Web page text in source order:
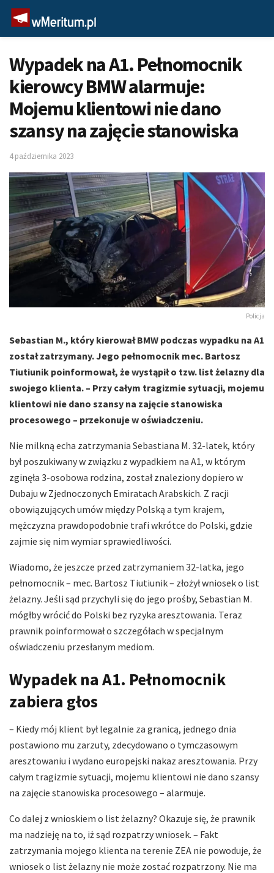
Wypadek na A1. Pełnomocnik
kierowcy BMW alarmuje:
Mojemu klientowi nie dano
szansy na zajęcie stanowiska
4 października 2023
Policja
Sebastian M., który kierował BMW podczas wypadku na A1
został zatrzymany. Jego pełnomocnik mec. Bartosz
Tiutiunik poinformował, że wystąpił o tzw. list żelazny dla
swojego klienta. – Przy całym tragizmie sytuacji, mojemu
klientowi nie dano szansy na zajęcie stanowiska
procesowego – przekonuje w oświadczeniu.
Nie milkną echa zatrzymania Sebastiana M. 32-latek, który
był poszukiwany w związku z wypadkiem na A1, w którym
zginęła 3-osobowa rodzina, został znaleziony dopiero w
Dubaju w Zjednoczonych Emiratach Arabskich. Z racji
obowiązujących umów między Polską a tym krajem,
mężczyzna prawdopodobnie trafi wkrótce do Polski, gdzie
zajmie się nim wymiar sprawiedliwości.
Wiadomo, że jeszcze przed zatrzymaniem 32-latka, jego
pełnomocnik – mec. Bartosz Tiutiunik – złożył wniosek o list
żelazny. Jeśli sąd przychyli się do jego prośby, Sebastian M.
mógłby wrócić do Polski bez ryzyka aresztowania. Teraz
prawnik poinformował o szczegółach w specjalnym
oświadczeniu przesłanym mediom.
Wypadek na A1. Pełnomocnik
zabiera głos
– Kiedy mój klient był legalnie za granicą, jednego dnia
postawiono mu zarzuty, zdecydowano o tymczasowym
aresztowaniu i wydano europejski nakaz aresztowania. Przy
całym tragizmie sytuacji, mojemu klientowi nie dano szansy
na zajęcie stanowiska procesowego – alarmuje.
Co dalej z wnioskiem o list żelazny? Okazuje się, że prawnik
ma nadzieję na to, iż sąd rozpatrzy wniosek. – Fakt
zatrzymania mojego klienta na terenie ZEA nie powoduje, że
wniosek o list żelazny nie może zostać rozpatrzony. Nie ma